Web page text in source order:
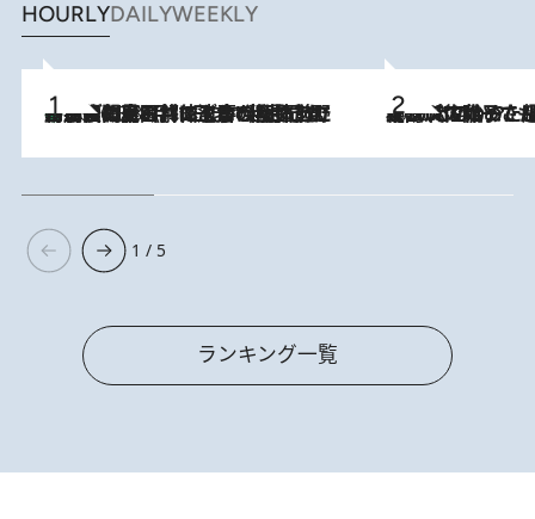
HOURLYDAILYWEEKLY
2026.8.8
「最後に見られてよかった」上野動物園の東園パンダ舎が解体前に特別公開。8月16日まで延長されたパネル展と共に辿る“半世紀”のパンダ飼育《解体工事の図面あり》 2026.8.5
【阿川佐和子さんの年とる力】なぜ70代で始めた趣味は“こんなに楽しい”のか？ ピアノ、俳句…スランプに陥っても続けられる“ある秘訣”とは
1 / 5
ランキング一覧